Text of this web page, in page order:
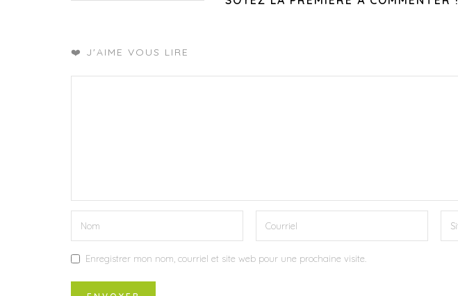
❤️ J'AIME VOUS LIRE
Enregistrer mon nom, courriel et site web pour une prochaine visite.